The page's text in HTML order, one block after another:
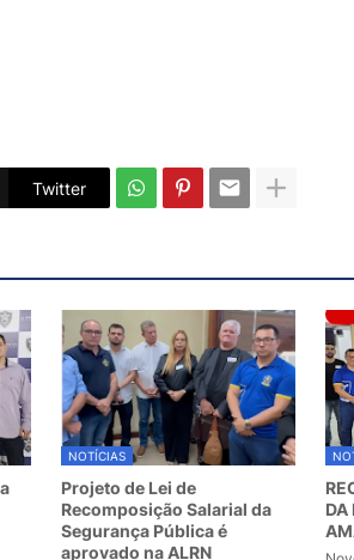
Twitter
NOTÍCIAS
Projeto de Lei de
Recomposição Salarial da
Segurança Pública é
aprovado na ALRN
DA